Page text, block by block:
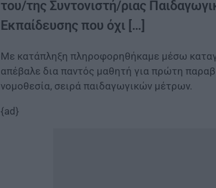
του/της Συντονιστή/ριας
Εκπαίδευσης που όχι […]
Με κατάπληξη πληροφορηθήκαμε μέσω
απέβαλε δια παντός μαθητή για πρώτη
νομοθεσία, σειρά παιδαγωγικών μέτρων.
{ad}